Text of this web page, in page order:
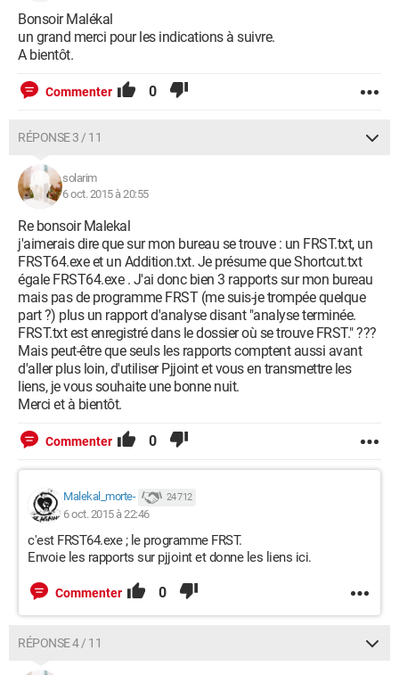
Bonsoir Malékal
un grand merci pour les indications à suivre.
A bientôt.
Commenter 0
RÉPONSE 3 / 11
solarim
6 oct. 2015 à 20:55
Re bonsoir Malekal
j'aimerais dire que sur mon bureau se trouve : un FRST.txt, un
FRST64.exe et un Addition.txt. Je présume que Shortcut.txt
égale FRST64.exe . J'ai donc bien 3 rapports sur mon bureau
mais pas de programme FRST (me suis-je trompée quelque
part ?) plus un rapport d'analyse disant "analyse terminée.
FRST.txt est enregistré dans le dossier où se trouve FRST." ???
Mais peut-être que seuls les rapports comptent aussi avant
d'aller plus loin, d'utiliser Pjjoint et vous en transmettre les
liens, je vous souhaite une bonne nuit.
Merci et à bientôt.
Commenter 0
Malekal_morte- 24 712
6 oct. 2015 à 22:46
c'est FRST64.exe ; le programme FRST.
Envoie les rapports sur pjjoint et donne les liens ici.
Commenter 0
RÉPONSE 4 / 11